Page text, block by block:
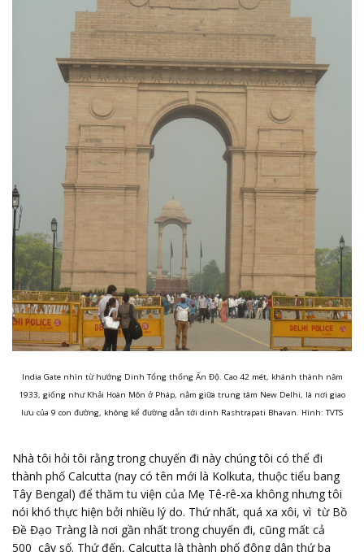
India Gate nhìn từ hướng Dinh Tổng thống Ấn Độ. Cao 42 mét, khánh thành năm
1933, giống như Khải Hoàn Môn ở Pháp, nằm giữa trung tâm New Delhi, là nơi giao
lưu của 9 con đường, không kể đường dẫn tới dinh Rashtrapati Bhavan. Hình: TVTS
Nhà tôi hỏi tôi rằng trong chuyến đi này chúng tôi có thể đi
thành phố Calcutta (nay có tên mới là Kolkuta, thuộc tiểu bang
Tây Bengal) để thăm tu viện của Mẹ Tê-rê-xa không nhưng tôi
nói khó thực hiện bởi nhiều lý do. Thứ nhất, quá xa xôi, vì từ Bồ
Đề Đạo Tràng là nơi gần nhất trong chuyến đi, cũng mất cả
500 cây số. Thứ đến, Calcutta là thành phố đông dân thứ ba